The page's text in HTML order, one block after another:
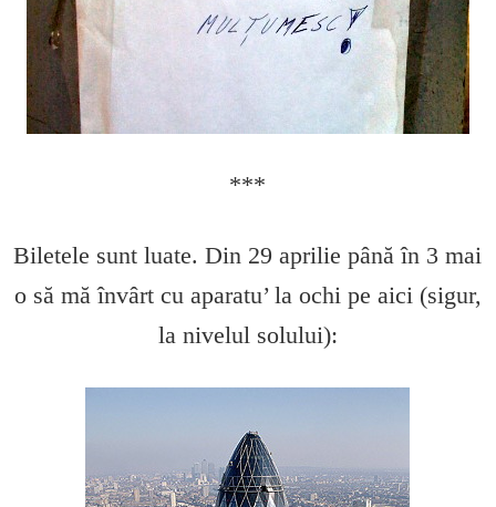
***
Biletele sunt luate. Din 29 aprilie până în 3 mai
o să mă învârt cu aparatu’ la ochi pe aici (sigur,
la nivelul solului):